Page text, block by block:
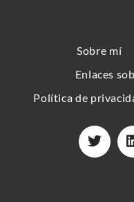
Sobre mí
Enlaces
Política de